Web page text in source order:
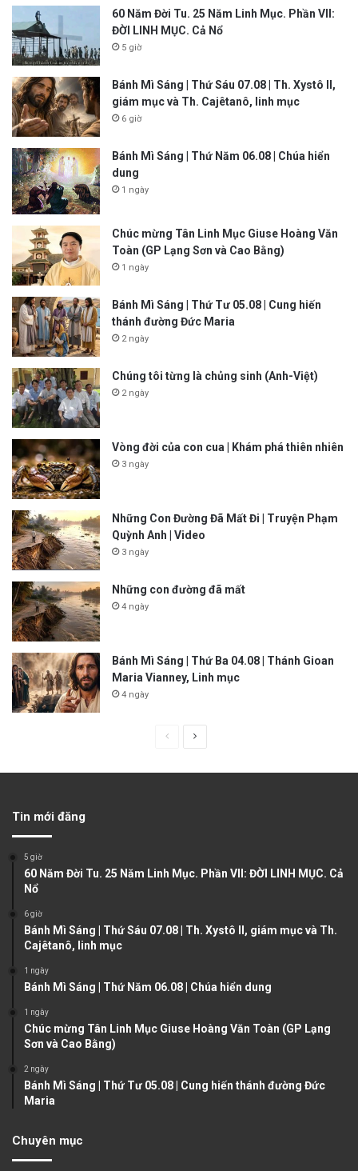
60 Năm Đời Tu. 25 Năm Linh Mục. Phần VII:
ĐỜI LINH MỤC. Cả Nổ
5 giờ
Bánh Mì Sáng | Thứ Sáu 07.08 | Th. Xystô II,
giám mục và Th. Cajêtanô, linh mục
6 giờ
Bánh Mì Sáng | Thứ Năm 06.08 | Chúa hiển
dung
1 ngày
Chúc mừng Tân Linh Mục Giuse Hoàng Văn
Toàn (GP Lạng Sơn và Cao Bằng)
1 ngày
Bánh Mì Sáng | Thứ Tư 05.08 | Cung hiến
thánh đường Đức Maria
2 ngày
Chúng tôi từng là chủng sinh (Anh-Việt)
2 ngày
Vòng đời của con cua | Khám phá thiên nhiên
3 ngày
Những Con Đường Đã Mất Đi | Truyện Phạm
Quỳnh Anh | Video
3 ngày
Những con đường đã mất
4 ngày
Bánh Mì Sáng | Thứ Ba 04.08 | Thánh Gioan
Maria Vianney, Linh mục
4 ngày
u
a
e
g
Tin mới đăng
5 giờ
60 Năm Đời Tu. 25 Năm Linh Mục. Phần VII: ĐỜI LINH MỤC. Cả
Nổ
6 giờ
Bánh Mì Sáng | Thứ Sáu 07.08 | Th. Xystô II, giám mục và Th.
Cajêtanô, linh mục
1 ngày
Bánh Mì Sáng | Thứ Năm 06.08 | Chúa hiển dung
1 ngày
Chúc mừng Tân Linh Mục Giuse Hoàng Văn Toàn (GP Lạng
Sơn và Cao Bằng)
2 ngày
Bánh Mì Sáng | Thứ Tư 05.08 | Cung hiến thánh đường Đức
Maria
Chuyên mục